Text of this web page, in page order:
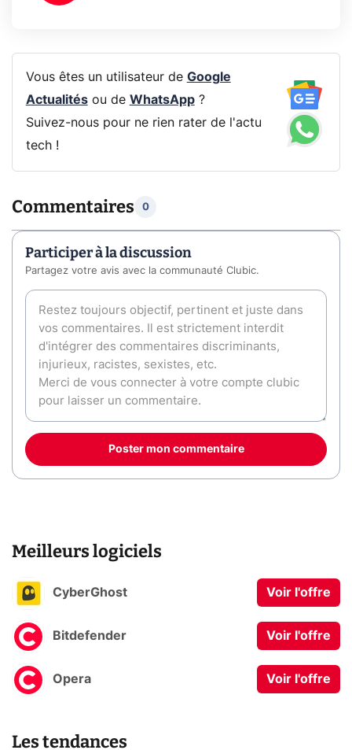
Vous êtes un utilisateur de Google
Actualitésou de WhatsApp?
Suivez-nous pour ne rien rater de l'actu
tech !
Commentaires 0
Participer à la discussion
Partagez votre avis avec la communauté Clubic.
Poster mon commentaire
Meilleurs logiciels
CyberGhost Voir l'offre
Bitdefender Voir l'offre
Opera Voir l'offre
Les tendances